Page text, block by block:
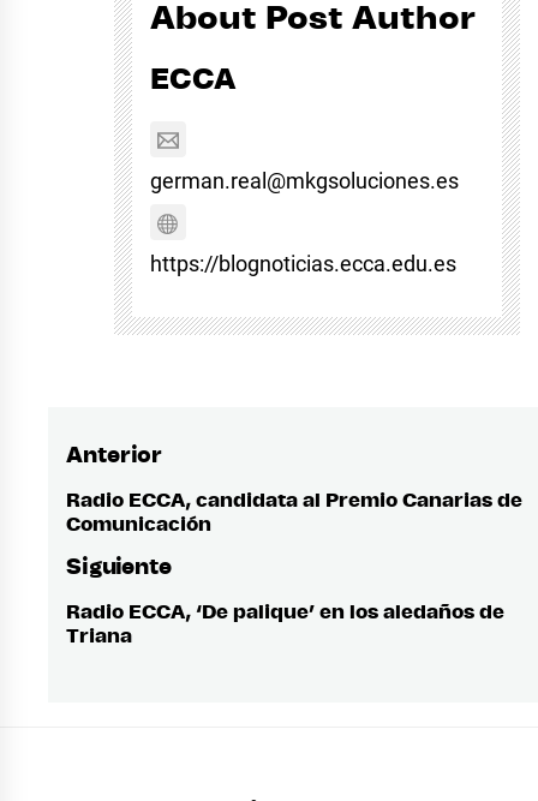
About Post Author
ECCA
german.real@mkgsoluciones.es
https://blognoticias.ecca.edu.es
Navegación
de
Anterior
Entrada
anterior:
Radio ECCA, candidata al Premio Canarias de
Comunicación
Siguiente
Entrada
siguiente:
Radio ECCA, ‘De palique’ en los aledaños de
Triana